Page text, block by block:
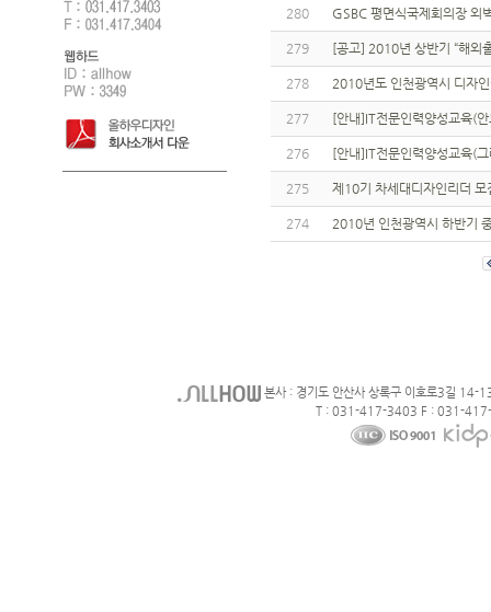
280 GSBC 평면식국제회의장 외
279 [공고] 2010년 상반기 “해외
278 2010년도 인천광역시 디자
277 [안내]IT전문인력양성교육(
276 [안내]IT전문인력양성교육(
275 제10기 차세대디자인리더
274 2010년 인천광역시 하반기
본사 : 경기도 안산사 상록구 이호로3길 14-
T : 031-417-3403 F : 031-